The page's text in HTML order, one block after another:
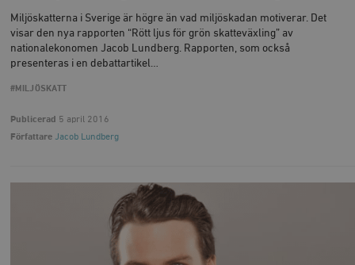
Miljöskatterna i Sverige är högre än vad miljöskadan motiverar. Det
visar den nya rapporten “Rött ljus för grön skatteväxling” av
nationalekonomen Jacob Lundberg. Rapporten, som också
presenteras i en debattartikel…
#MILJÖSKATT
Publicerad 5 april 2016
Författare Jacob Lundberg